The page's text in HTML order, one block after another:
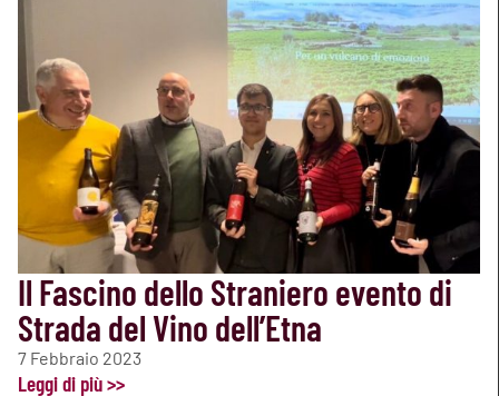
Il Fascino dello Straniero evento di
Strada del Vino dell’Etna
7 Febbraio 2023
Leggi di più >>